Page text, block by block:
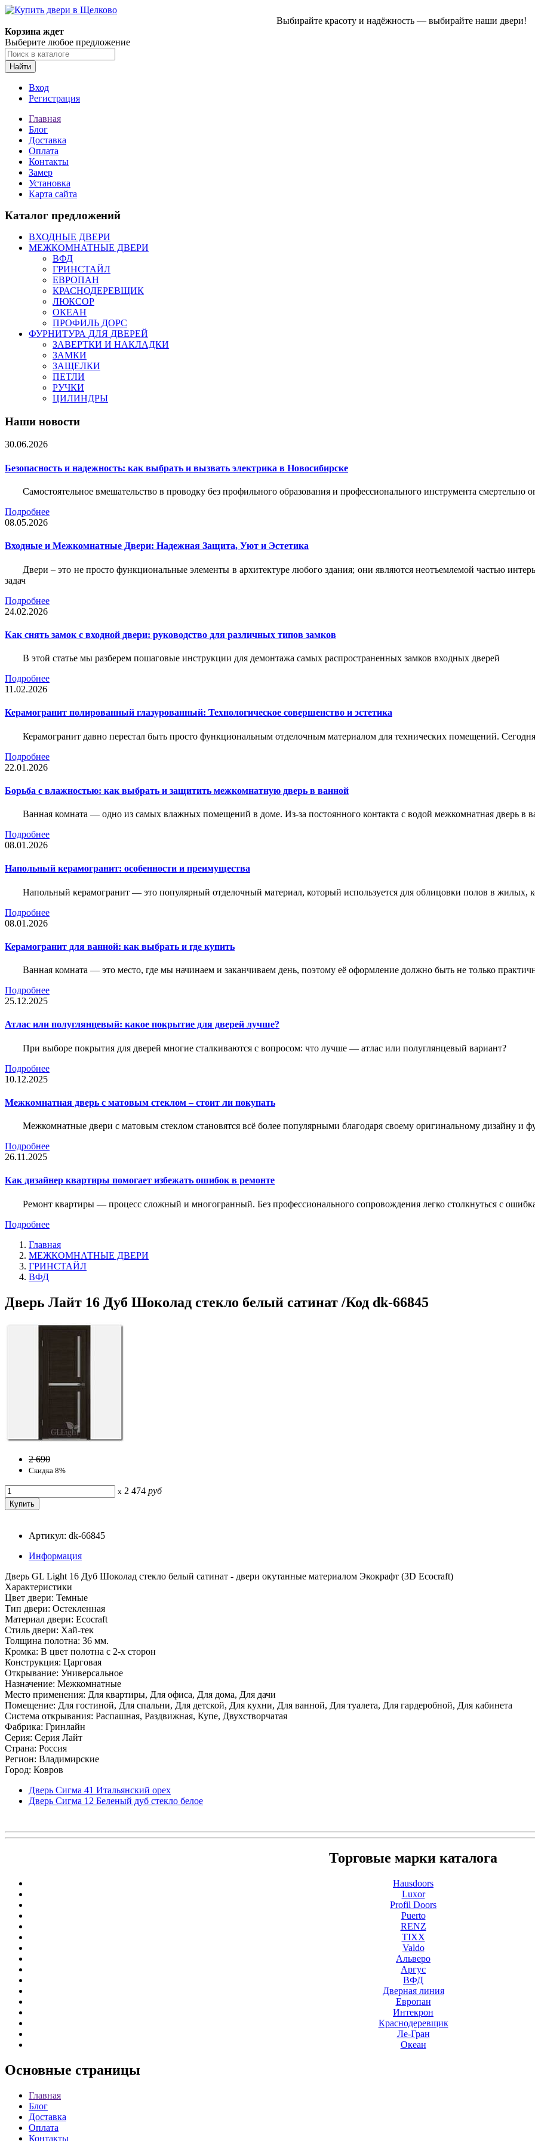
Выбирайте красоту и надёжность — выбирайте наши двери!
Корзина ждет
Выберите любое предложение
Найти
Вход
Регистрация
Главная
Блог
Доставка
Оплата
Контакты
Замер
Установка
Карта сайта
Каталог предложений
ВХОДНЫЕ ДВЕРИ
МЕЖКОМНАТНЫЕ ДВЕРИ
ВФД
ГРИНСТАЙЛ
ЕВРОПАН
КРАСНОДЕРЕВЩИК
ЛЮКСОР
ОКЕАН
ПРОФИЛЬ ДОРС
ФУРНИТУРА ДЛЯ ДВЕРЕЙ
ЗАВЕРТКИ И НАКЛАДКИ
ЗАМКИ
ЗАЩЕЛКИ
ПЕТЛИ
РУЧКИ
ЦИЛИНДРЫ
Наши новости
30.06.2026
Безопасность и надежность: как выбрать и вызвать электрика в Новосибирске
Самостоятельное вмешательство в проводку без профильного образования и профессионального инструмента смертельно
Подробнее
08.05.2026
Входные и Межкомнатные Двери: Надежная Защита, Уют и Эстетика
Двери – это не просто функциональные элементы в архитектуре любого здания; они являются неотъемлемой частью
задач
Подробнее
24.02.2026
Как снять замок с входной двери: руководство для различных типов замков
В этой статье мы разберем пошаговые инструкции для демонтажа самых распространенных замков входных дверей
Подробнее
11.02.2026
Керамогранит полированный глазурованный: Технологическое совершенство и эстетика
Керамогранит давно перестал быть просто функциональным отделочным материалом для технических помещений.
Подробнее
22.01.2026
Борьба с влажностью: как выбрать и защитить межкомнатную дверь в ванной
Ванная комната — одно из самых влажных помещений в доме. Из-за постоянного контакта с водой межкомнатная дверь в
Подробнее
08.01.2026
Напольный керамогранит: особенности и преимущества
Напольный керамогранит — это популярный отделочный материал, который используется для облицовки полов в
Подробнее
08.01.2026
Керамогранит для ванной: как выбрать и где купить
Ванная комната — это место, где мы начинаем и заканчиваем день, поэтому её оформление должно быть не только
Подробнее
25.12.2025
Атлас или полуглянцевый: какое покрытие для дверей лучше?
При выборе покрытия для дверей многие сталкиваются с вопросом: что лучше — атлас или полуглянцевый вариант?
Подробнее
10.12.2025
Межкомнатная дверь с матовым стеклом – стоит ли покупать
Межкомнатные двери с матовым стеклом становятся всё более популярными благодаря своему оригинальному дизайну и
Подробнее
26.11.2025
Как дизайнер квартиры помогает избежать ошибок в ремонте
Ремонт квартиры — процесс сложный и многогранный. Без профессионального сопровождения легко столкнуться с
Подробнее
Главная
МЕЖКОМНАТНЫЕ ДВЕРИ
ГРИНСТАЙЛ
ВФД
Дверь Лайт 16 Дуб Шоколад стекло белый сатинат /Код dk-66845
2 690
Скидка 8%
x 2 474 руб
Артикул: dk-66845
Информация
Дверь GL Light 16 Дуб Шоколад стекло белый сатинат - двери окутанные материалом Экокрафт (3D Ecocraft)
Характеристики
Цвет двери: Темные
Тип двери: Остекленная
Материал двери: Ecocraft
Стиль двери: Хай-тек
Толщина полотна: 36 мм.
Кромка: В цвет полотна с 2-х сторон
Конструкция: Царговая
Открывание: Универсальное
Назначение: Межкомнатные
Место применения: Для квартиры, Для офиса, Для дома, Для дачи
Помещение: Для гостиной, Для спальни, Для детской, Для кухни, Для ванной, Для туалета, Для гардеробной, Для кабинета
Система открывания: Распашная, Раздвижная, Купе, Двухстворчатая
Фабрика: Гринлайн
Серия: Серия Лайт
Страна: Россия
Регион: Владимирские
Город: Ковров
Дверь Сигма 41 Итальянский орех
Дверь Сигма 12 Беленый дуб стекло белое
Торговые марки каталога
Hausdoors
Luxor
Profil Doors
Puerto
RENZ
TIXX
Valdo
Альверо
Аргус
ВФД
Дверная линия
Европан
Интекрон
Краснодеревщик
Ле-Гран
Океан
Основные страницы
Главная
Блог
Доставка
Оплата
Контакты